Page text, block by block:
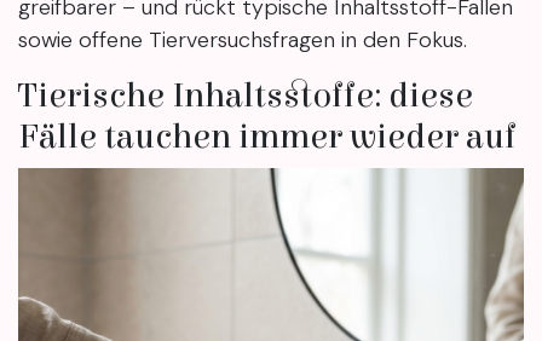
greifbarer – und rückt typische Inhaltsstoff-Fallen
sowie offene Tierversuchsfragen in den Fokus.
Tierische Inhaltsstoffe: diese
Fälle tauchen immer wieder auf